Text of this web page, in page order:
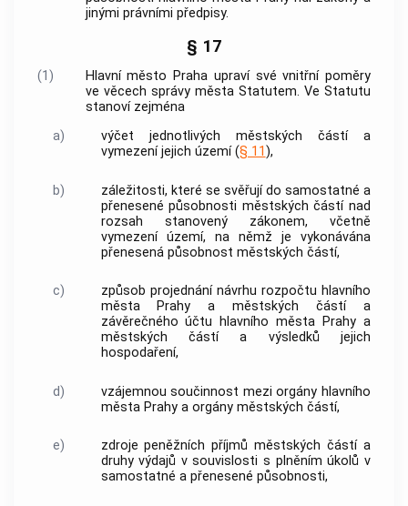
jinými právními předpisy.
§ 17
(1) Hlavní město Praha upraví své vnitřní poměry
ve věcech správy města Statutem. Ve Statutu
stanoví zejména
a)
výčet jednotlivých městských částí a
vymezení jejich území (§ 11),
b)
záležitosti, které se svěřují do samostatné a
přenesené působnosti městských částí nad
rozsah stanovený zákonem, včetně
vymezení území, na němž je vykonávána
přenesená působnost městských částí,
c) způsob projednání návrhu rozpočtu hlavního
města Prahy a městských částí a
závěrečného účtu hlavního města Prahy a
městských částí a výsledků jejich
hospodaření,
d) vzájemnou součinnost mezi orgány hlavního
města Prahya orgány městských částí,
e)
zdroje peněžních příjmů městských částí a
druhy výdajů v souvislosti s plněním úkolů v
samostatné a přenesené působnosti,